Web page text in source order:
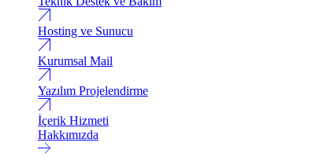
Hosting ve Sunucu
Kurumsal Mail
Yazılım Projelendirme
İçerik Hizmeti
Hakkımızda